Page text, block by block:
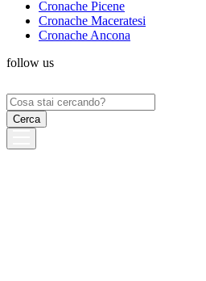
Cronache Picene
Cronache Maceratesi
Cronache Ancona
follow us
Ricerca
per: